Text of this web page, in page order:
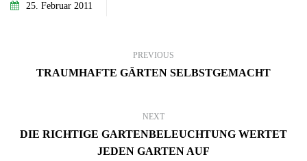
25. Februar 2011
PREVIOUS
TRAUMHAFTE GÄRTEN SELBSTGEMACHT
NEXT
DIE RICHTIGE GARTENBELEUCHTUNG WERTET
JEDEN GARTEN AUF